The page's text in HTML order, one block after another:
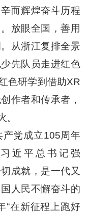
而辉煌奋斗历程
放眼全国，善用
从浙江复排全景
先队员走进红色
色研学到借助XR
作者和传承者，
。
党成立105周年
习近平 总书记强
成就，是一代又
人民不懈奋斗的
“在新征程上跑好